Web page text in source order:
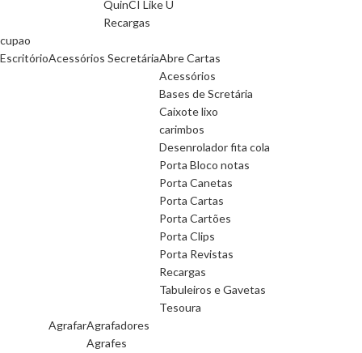
QuinCI Like U
Recargas
cupao
EscritórioAcessórios SecretáriaAbre Cartas
Acessórios
Bases de Scretária
Caixote lixo
carimbos
Desenrolador fita cola
Porta Bloco notas
Porta Canetas
Porta Cartas
Porta Cartões
Porta Clips
Porta Revistas
Recargas
Tabuleiros e Gavetas
Tesoura
AgrafarAgrafadores
Agrafes